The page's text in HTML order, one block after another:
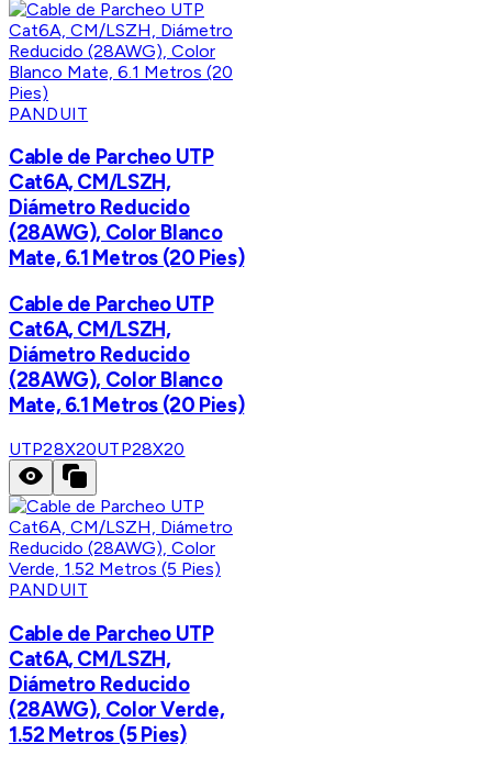
PANDUIT
Cable de Parcheo UTP
Cat6A, CM/LSZH,
Diámetro Reducido
(28AWG), Color Blanco
Mate, 6.1 Metros (20 Pies)
Cable de Parcheo UTP
Cat6A, CM/LSZH,
Diámetro Reducido
(28AWG), Color Blanco
Mate, 6.1 Metros (20 Pies)
UTP28X20UTP28X20
PANDUIT
Cable de Parcheo UTP
Cat6A, CM/LSZH,
Diámetro Reducido
(28AWG), Color Verde,
1.52 Metros (5 Pies)